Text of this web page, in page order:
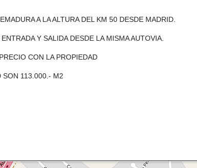
A LA ALTURA DEL KM 50 DESDE MADRID.
Y SALIDA DESDE LA MISMA AUTOVIA.
CON LA PROPIEDAD
SON 113.000.- M2